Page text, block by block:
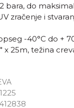
bara, do
zračenje i
-40°C do +
x 25m, težina